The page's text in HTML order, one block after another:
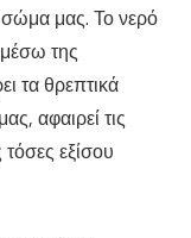
σώμα μας. Το νερό
της
τα θρεπτικά
αφαιρεί τις
εξίσου